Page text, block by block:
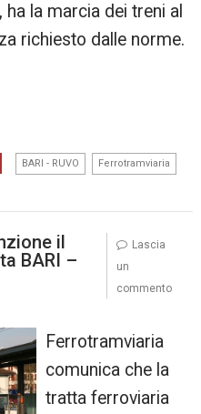
ha la marcia dei treni al
richiesto dalle norme.
BARI - RUVO Ferrotramviaria
il
BARI –
Ferrotramviaria
comunica che la
tratta ferroviaria
Lascia
un
commento